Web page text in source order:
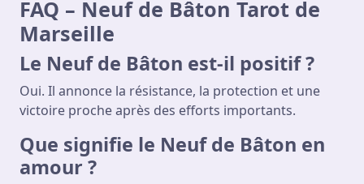
FAQ – Neuf de Bâton Tarot de
Marseille
Le Neuf de Bâton est-il positif ?
Oui. Il annonce la résistance, la protection et une
victoire proche après des efforts importants.
Que signifie le Neuf de Bâton en
amour ?